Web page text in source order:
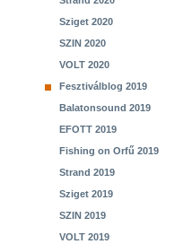
Sziget 2020
SZIN 2020
VOLT 2020
Fesztiválblog 2019
Balatonsound 2019
EFOTT 2019
Fishing on Orfű 2019
Strand 2019
Sziget 2019
SZIN 2019
VOLT 2019